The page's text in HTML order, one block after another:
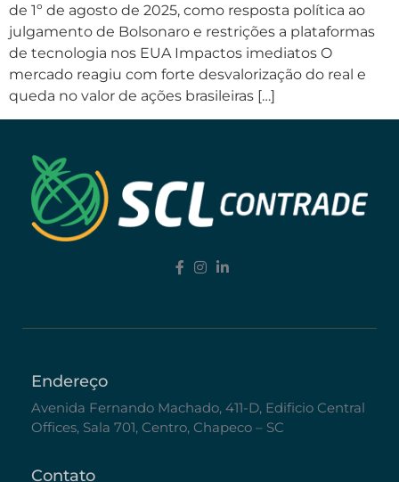
de 1º de agosto de 2025, como resposta política ao
julgamento de Bolsonaro e restrições a plataformas
de tecnologia nos EUA Impactos imediatos O
mercado reagiu com forte desvalorização do real e
queda no valor de ações brasileiras […]
Endereço
Avenida Fernando Machado, 411-D, Edificio Central
Offices, Sala 701, Centro, Chapeco – SC
Contato